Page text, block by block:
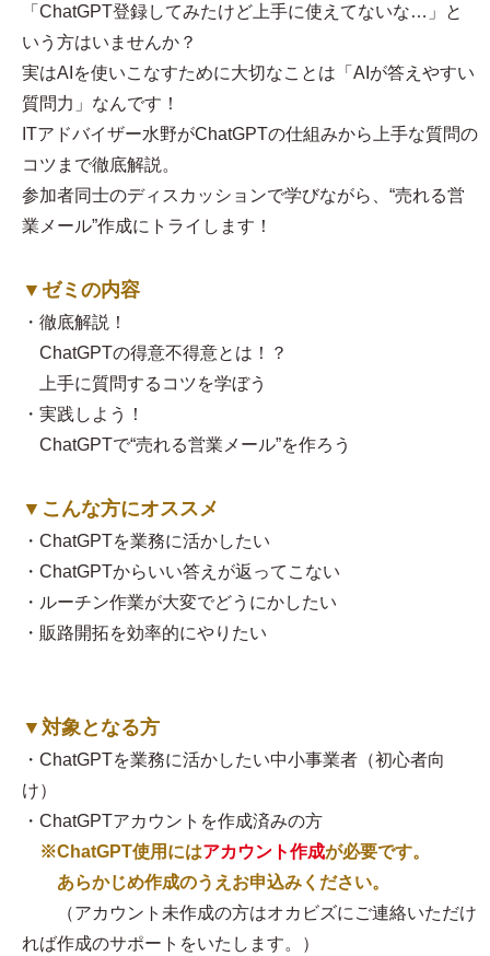
「ChatGPT登録してみたけど上手に使えてないな…」と
いう方はいませんか？
実はAIを使いこなすために大切なことは「AIが答えやすい
質問力」なんです！
ITアドバイザー水野がChatGPTの仕組みから上手な質問の
コツまで徹底解説。
参加者同士のディスカッションで学びながら、“売れる営
業メール”作成にトライします！
▼ゼミの内容
・徹底解説！
ChatGPTの得意不得意とは！？
上手に質問するコツを学ぼう
・実践しよう！
ChatGPTで“売れる営業メール”を作ろう
▼こんな方にオススメ
・ChatGPTを業務に活かしたい
・ChatGPTからいい答えが返ってこない
・ルーチン作業が大変でどうにかしたい
・販路開拓を効率的にやりたい
▼対象となる方
・ChatGPTを業務に活かしたい中小事業者（初心者向
け）
・ChatGPTアカウントを作成済みの方
※ChatGPT使用にはアカウント作成が必要です。
あらかじめ作成のうえお申込みください。
（アカウント未作成の方はオカビズにご連絡いただけ
れば作成のサポートをいたします。）